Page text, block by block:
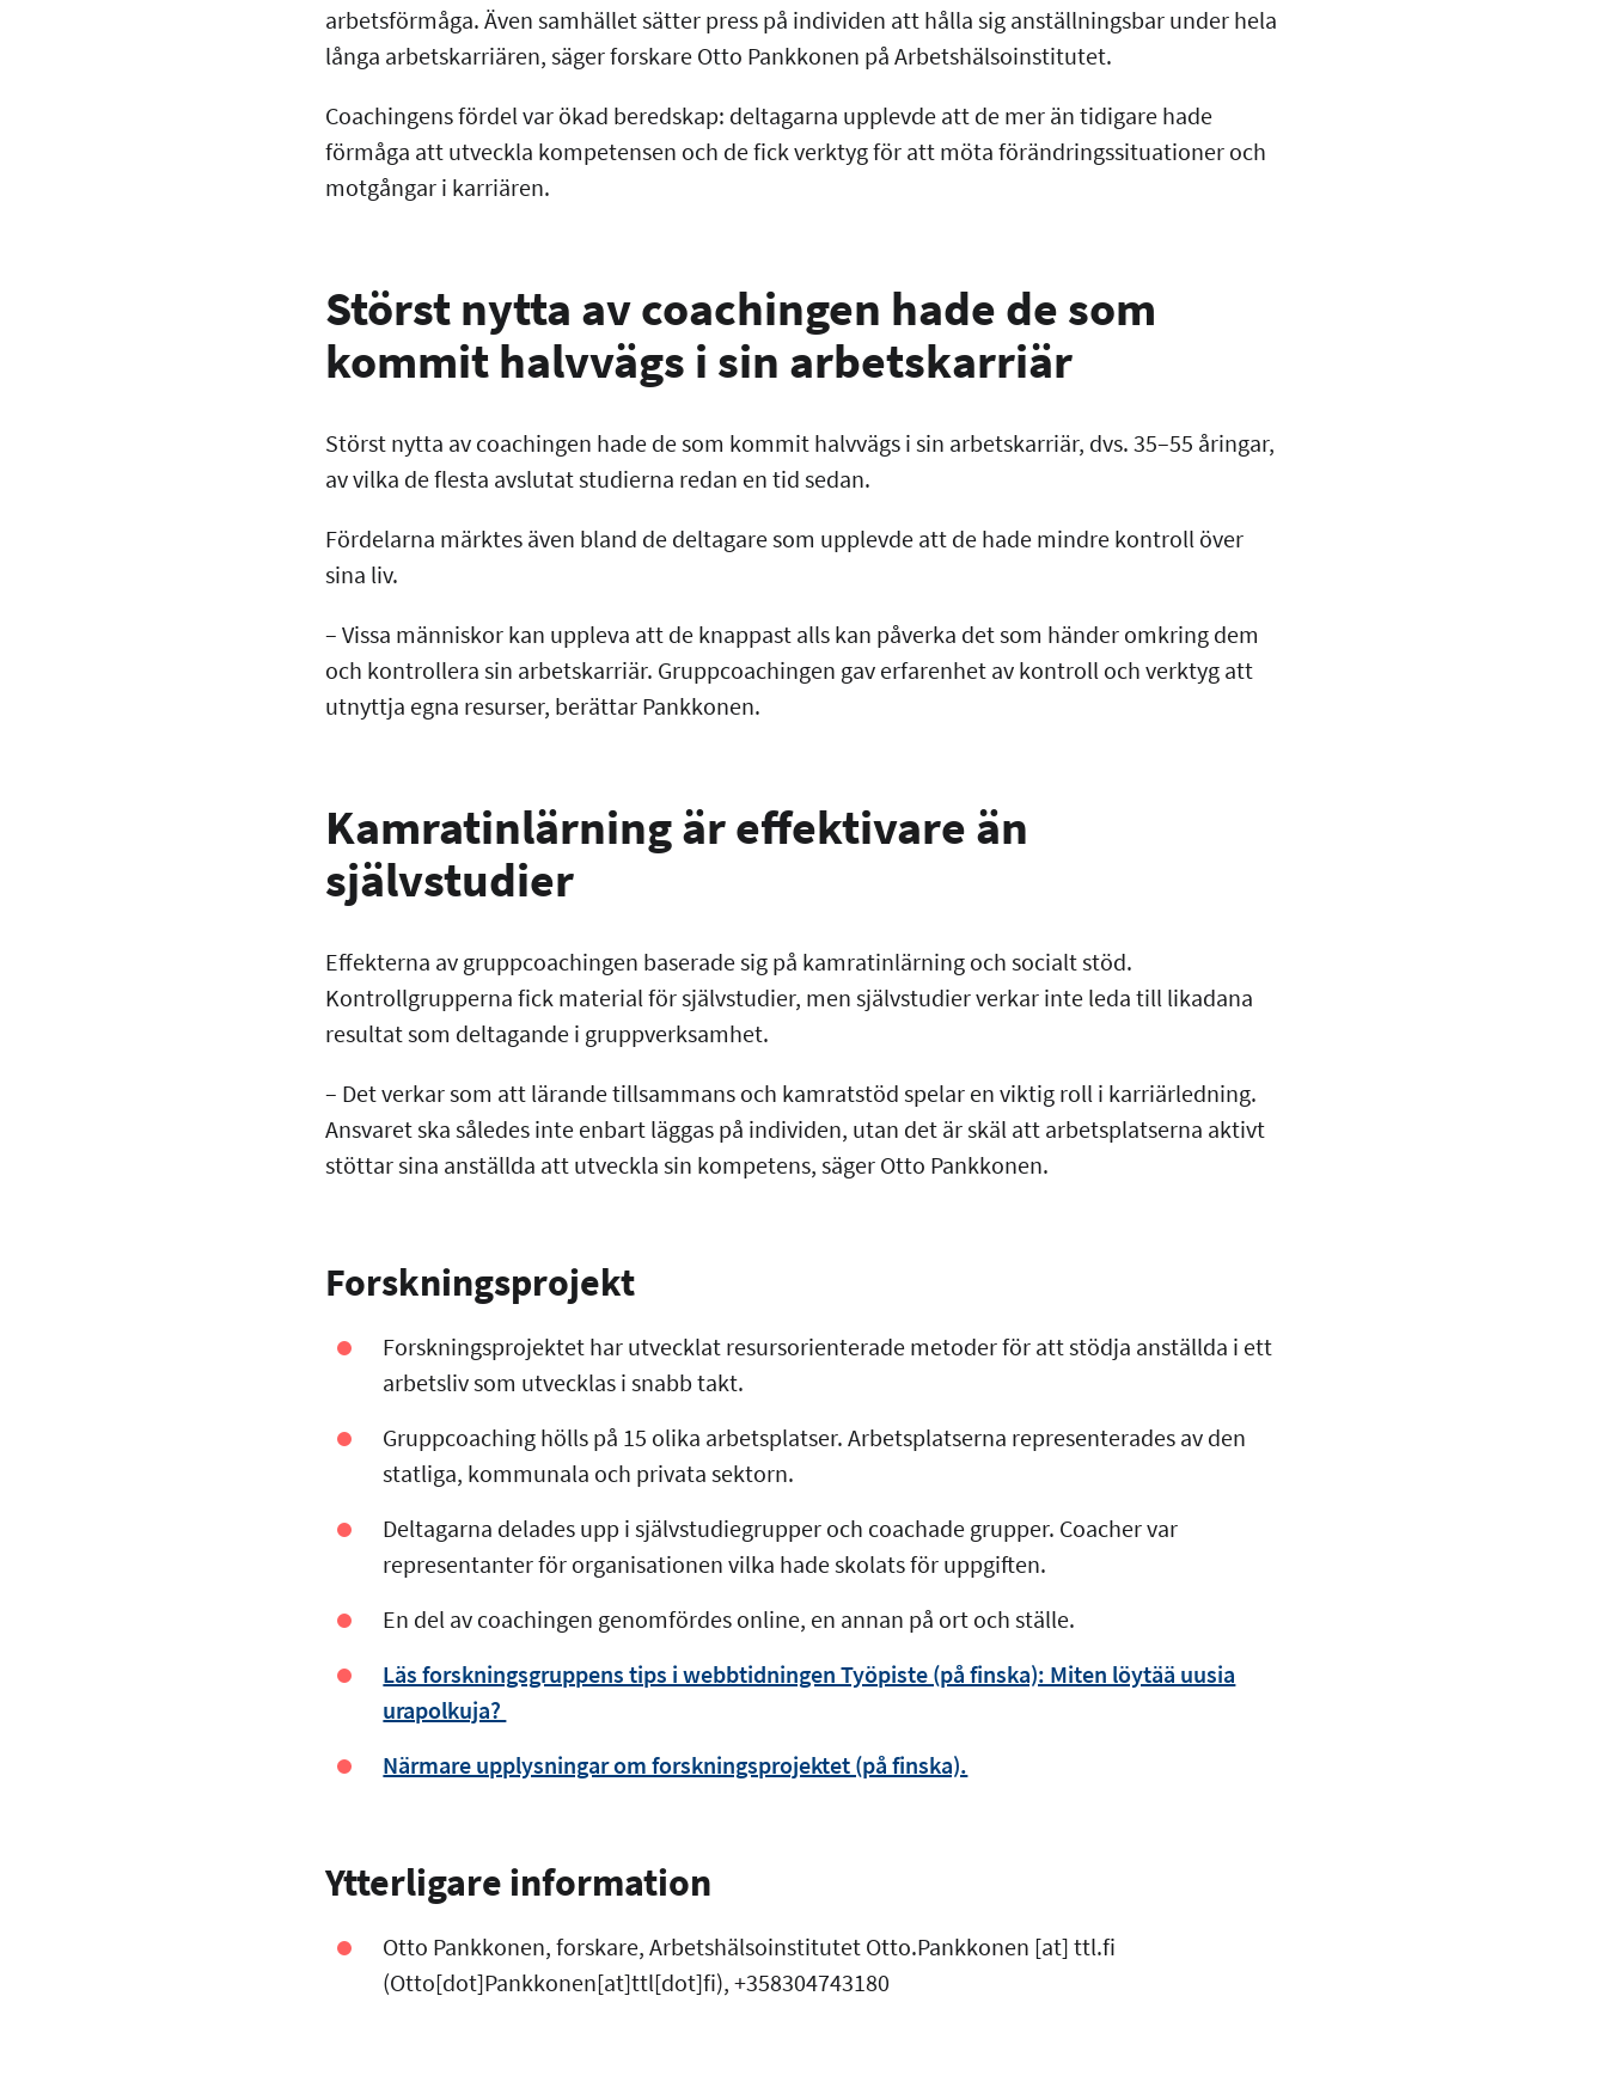
arbetsförmåga. Även samhället sätter press på individen att hålla sig anställningsbar under hela
långa arbetskarriären, säger forskare Otto Pankkonen på Arbetshälsoinstitutet.
Coachingens fördel var ökad beredskap: deltagarna upplevde att de mer än tidigare hade
förmåga att utveckla kompetensen och de fick verktyg för att möta förändringssituationer och
motgångar i karriären.
Störst nytta av coachingen hade de som
kommit halvvägs i sin arbetskarriär
Störst nytta av coachingen hade de som kommit halvvägs i sin arbetskarriär, dvs. 35–55 åringar,
av vilka de flesta avslutat studierna redan en tid sedan.
Fördelarna märktes även bland de deltagare som upplevde att de hade mindre kontroll över
sina liv.
– Vissa människor kan uppleva att de knappast alls kan påverka det som händer omkring dem
och kontrollera sin arbetskarriär. Gruppcoachingen gav erfarenhet av kontroll och verktyg att
utnyttja egna resurser, berättar Pankkonen.
Kamratinlärning är effektivare än
självstudier
Effekterna av gruppcoachingen baserade sig på kamratinlärning och socialt stöd.
Kontrollgrupperna fick material för självstudier, men självstudier verkar inte leda till likadana
resultat som deltagande i gruppverksamhet.
– Det verkar som att lärande tillsammans och kamratstöd spelar en viktig roll i karriärledning.
Ansvaret ska således inte enbart läggas på individen, utan det är skäl att arbetsplatserna aktivt
stöttar sina anställda att utveckla sin kompetens, säger Otto Pankkonen.
Forskningsprojekt
Forskningsprojektet har utvecklat resursorienterade metoder för att stödja anställda i ett
arbetsliv som utvecklas i snabb takt.
Gruppcoaching hölls på 15 olika arbetsplatser. Arbetsplatserna representerades av den
statliga, kommunala och privata sektorn.
Deltagarna delades upp i självstudiegrupper och coachade grupper. Coacher var
representanter för organisationen vilka hade skolats för uppgiften.
En del av coachingen genomfördes online, en annan på ort och ställe.
Läs forskningsgruppens tips i webbtidningen Työpiste (på finska): Miten löytää uusia
urapolkuja?
Närmare upplysningar om forskningsprojektet (på finska).
Ytterligare information
Otto Pankkonen, forskare, Arbetshälsoinstitutet Otto.Pankkonen [at]ttl.fi
(Otto[dot]Pankkonen[at]ttl[dot]fi), +358304743180